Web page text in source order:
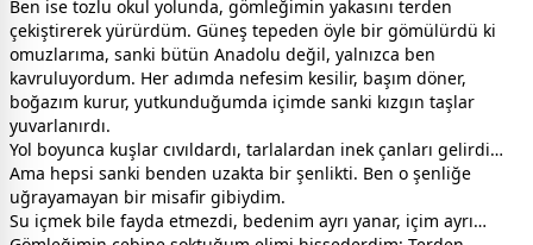
Ben ise tozlu okul yolunda, gömleğimin yakasını terden
çekiştirerek yürürdüm. Güneş tepeden öyle bir gömülürdü ki
omuzlarıma, sanki bütün Anadolu değil, yalnızca ben
kavruluyordum. Her adımda nefesim kesilir, başım döner,
boğazım kurur, yutkunduğumda içimde sanki kızgın taşlar
yuvarlanırdı.
Yol boyunca kuşlar cıvıldardı, tarlalardan inek çanları gelirdi…
Ama hepsi sanki benden uzakta bir şenlikti. Ben o şenliğe
uğrayamayan bir misafir gibiydim.
Su içmek bile fayda etmezdi, bedenim ayrı yanar, içim ayrı…